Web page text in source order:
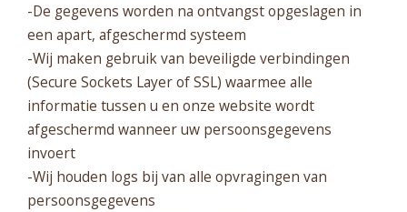
-De gegevens worden na ontvangst opgeslagen in
een apart, afgeschermd systeem
-Wij maken gebruik van beveiligde verbindingen
(Secure Sockets Layer of SSL) waarmee alle
informatie tussen u en onze website wordt
afgeschermd wanneer uw persoonsgegevens
invoert
-Wij houden logs bij van alle opvragingen van
persoonsgegevens